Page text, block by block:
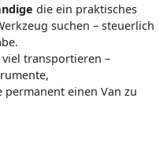
die ein praktisches
suchen – steuerlich
transportieren –
einen Van zu